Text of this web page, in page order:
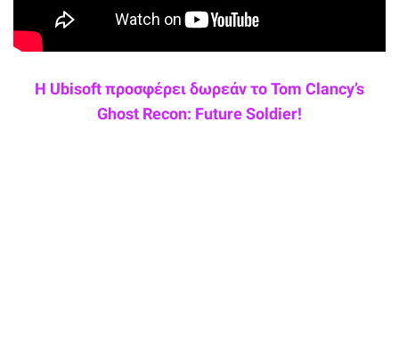
Η Ubisoft προσφέρει δωρεάν το Tom Clancy’s
Ghost Recon: Future Soldier!